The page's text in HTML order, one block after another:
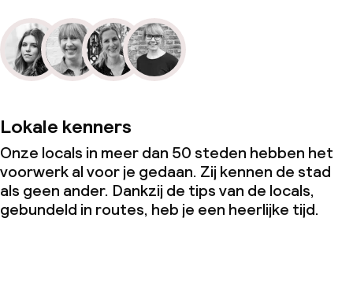
Lokale kenners
Onze locals in meer dan 50 steden hebben het
voorwerk al voor je gedaan. Zij kennen de stad
als geen ander. Dankzij de tips van de locals,
gebundeld in routes, heb je een heerlijke tijd.